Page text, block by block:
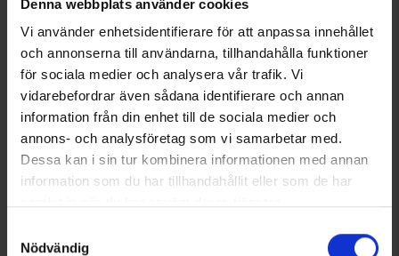
Denna webbplats använder cookies
Vi använder enhetsidentifierare för att anpassa innehållet
och annonserna till användarna, tillhandahålla funktioner
för sociala medier och analysera vår trafik. Vi
vidarebefordrar även sådana identifierare och annan
information från din enhet till de sociala medier och
annons- och analysföretag som vi samarbetar med.
Dessa kan i sin tur kombinera informationen med annan
information som du har tillhandahållit eller som de har
Nödvändig
+ 1
Monitoimihuivi fleece
Alk.2,50 €
Pipo Merinovilla
Alk.18 €
Samankaltaiset tuotteet